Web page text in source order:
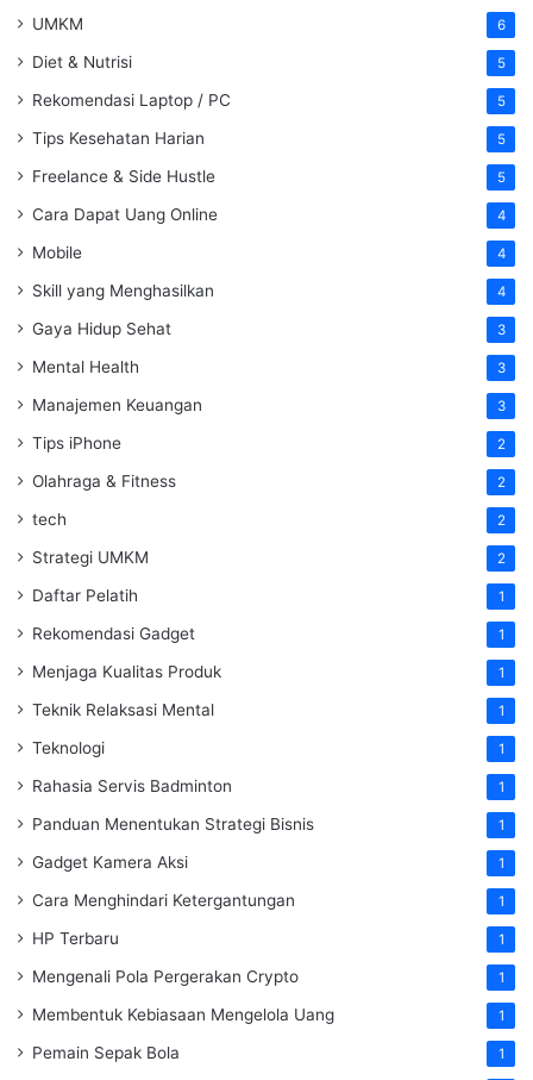
UMKM 6
Diet & Nutrisi 5
Rekomendasi Laptop / PC 5
Tips Kesehatan Harian 5
Freelance & Side Hustle 5
Cara Dapat Uang Online 4
Mobile 4
Skill yang Menghasilkan 4
Gaya Hidup Sehat 3
Mental Health 3
Manajemen Keuangan 3
Tips iPhone 2
Olahraga & Fitness 2
tech 2
Strategi UMKM 2
Daftar Pelatih 1
Rekomendasi Gadget 1
Menjaga Kualitas Produk 1
Teknik Relaksasi Mental 1
Teknologi 1
Rahasia Servis Badminton 1
Panduan Menentukan Strategi Bisnis 1
Gadget Kamera Aksi 1
Cara Menghindari Ketergantungan 1
HP Terbaru 1
Mengenali Pola Pergerakan Crypto 1
Membentuk Kebiasaan Mengelola Uang 1
Pemain Sepak Bola 1